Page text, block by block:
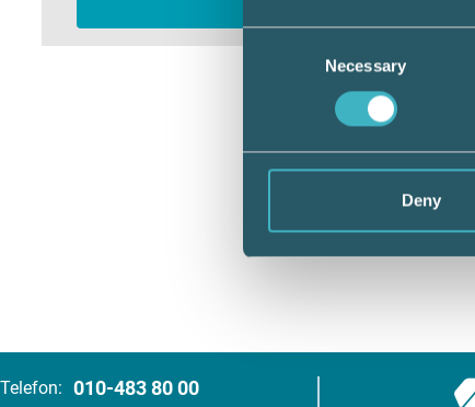
Necessary
Deny
Telefon: 010-483 80 00